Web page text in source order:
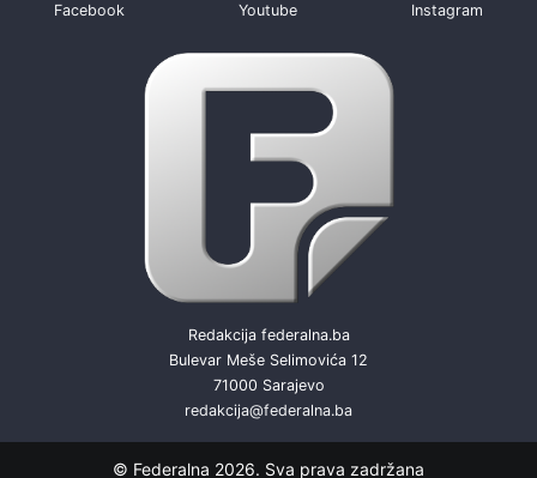
Facebook Youtube Instagram
Redakcija federalna.ba
Bulevar Meše Selimovića 12
71000 Sarajevo
redakcija@federalna.ba
© Federalna 2026. Sva prava zadržana